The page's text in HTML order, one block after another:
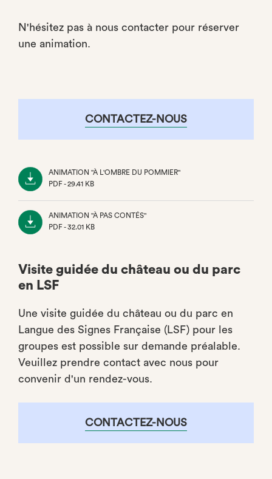
N'hésitez pas à nous contacter pour réserver
une animation.
CONTACTEZ-NOUS
ANIMATION "À L'OMBRE DU POMMIER"
PDF - 29.41 KB
ANIMATION "À PAS CONTÉS"
PDF - 32.01 KB
Visite guidée du château ou du parc
en LSF
Une visite guidée du château ou du parc en
Langue des Signes Française (LSF) pour les
groupes est possible sur demande préalable.
Veuillez prendre contact avec nous pour
convenir d'un rendez-vous.
CONTACTEZ-NOUS